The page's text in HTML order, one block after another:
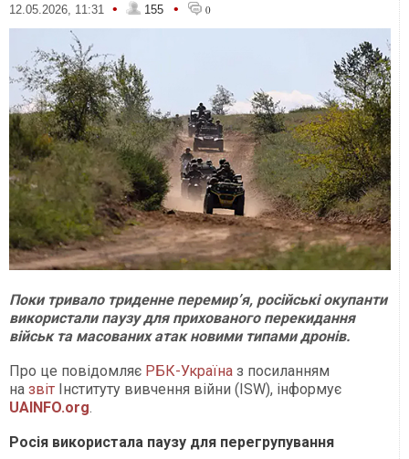
12.05.2026, 11:31 • 155 • 0
Поки тривало триденне перемирʼя, російські окупанти
використали паузу для прихованого перекидання
військ та масованих атак новими типами дронів.
Про це повідомляє РБК-Україна з посиланням
на звіт Інституту вивчення війни (ISW), інформує
UAINFO.org.
Росія використала паузу для перегрупування